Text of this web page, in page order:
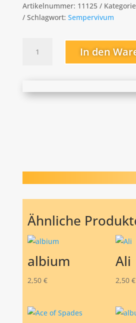
Artikelnummer: 11125
Schlagwort: Sempervivum
Menge
In den
Ähnliche
albium
2,50 €
Ali
2,50 €